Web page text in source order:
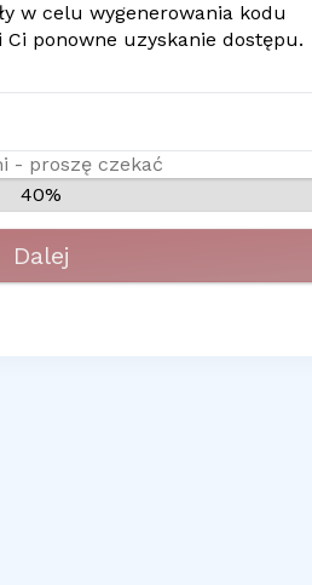
w celu wygenerowania kodu
ponowne uzyskanie dostępu.
- proszę czekać
40%
Dalej